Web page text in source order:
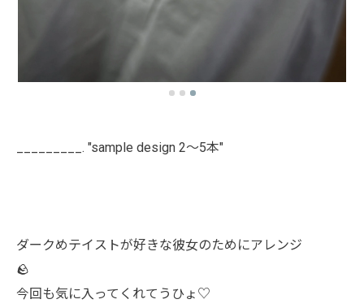
_________. "sample design 2〜5本"
ダークめテイストが好きな彼女のためにアレンジ
🪨
今回も気に入ってくれてうひょ♡